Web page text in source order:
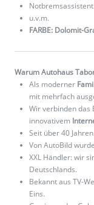
Notbremsassistent
u.v.m.
FARBE: Dolomit-
Warum Autohaus
Als moderner
mit mehrfach
Wir verbinden das
innovativem
Seit über 40
Von AutoBild
XXL Händler: wir
Deutschlands.
Bekannt aus TV-
Eins.